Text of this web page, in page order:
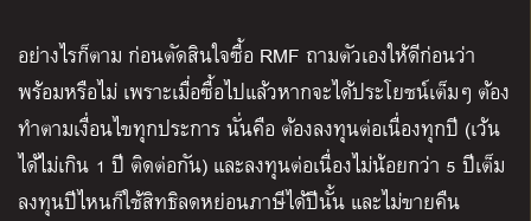
อย่างไรก็ตาม ก่อนตัดสินใจซื้อ RMF ถามตัวเองให้ดีก่อนว่า
พร้อมหรือไม่ เพราะเมื่อซื้อไปแล้วหากจะได้ประโยชน์เต็มๆ ต้อง
ทำตามเงื่อนไขทุกประการ นั่นคือ ต้องลงทุนต่อเนื่องทุกปี (เว้น
ได้ไม่เกิน 1 ปี ติดต่อกัน) และลงทุนต่อเนื่องไม่น้อยกว่า 5 ปีเต็ม
ลงทุนปีไหนก็ใช้สิทธิลดหย่อนภาษีได้ปีนั้น และไม่ขายคืน